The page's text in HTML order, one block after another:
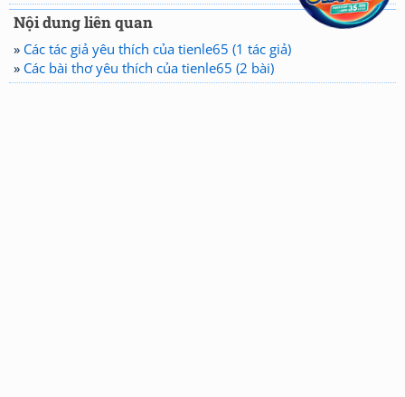
Nội dung liên quan
» Các tác giả yêu thích của tienle65 (1 tác giả)
» Các bài thơ yêu thích của tienle65 (2 bài)